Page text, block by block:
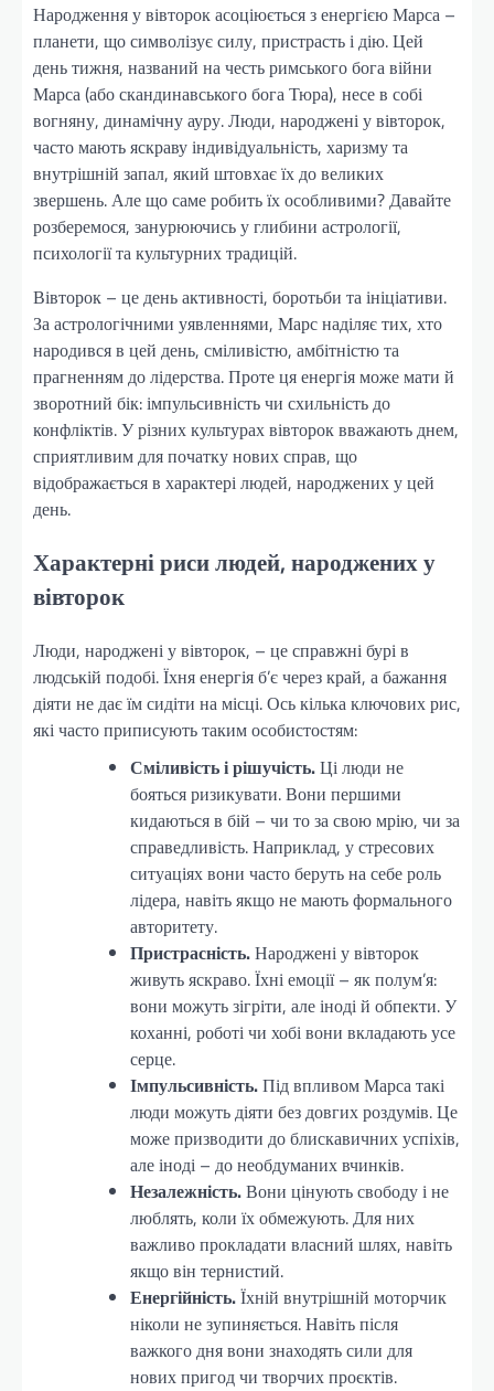
Народження у вівторок асоціюється з енергією Марса –
планети, що символізує силу, пристрасть і дію. Цей
день тижня, названий на честь римського бога війни
Марса (або скандинавського бога Тюра), несе в собі
вогняну, динамічну ауру. Люди, народжені у вівторок,
часто мають яскраву індивідуальність, харизму та
внутрішній запал, який штовхає їх до великих
звершень. Але що саме робить їх особливими? Давайте
розберемося, занурюючись у глибини астрології,
психології та культурних традицій.
Вівторок – це день активності, боротьби та ініціативи.
За астрологічними уявленнями, Марс наділяє тих, хто
народився в цей день, сміливістю, амбітністю та
прагненням до лідерства. Проте ця енергія може мати й
зворотний бік: імпульсивність чи схильність до
конфліктів. У різних культурах вівторок вважають днем,
сприятливим для початку нових справ, що
відображається в характері людей, народжених у цей
день.
Характерні риси людей, народжених у
вівторок
Люди, народжені у вівторок, – це справжні бурі в
людській подобі. Їхня енергія б’є через край, а бажання
діяти не дає їм сидіти на місці. Ось кілька ключових рис,
які часто приписують таким особистостям:
Сміливість і рішучість.Ці люди не
бояться ризикувати. Вони першими
кидаються в бій – чи то за свою мрію, чи за
справедливість. Наприклад, у стресових
ситуаціях вони часто беруть на себе роль
лідера, навіть якщо не мають формального
авторитету.
Пристрасність.Народжені у вівторок
живуть яскраво. Їхні емоції – як полум’я:
вони можуть зігріти, але іноді й обпекти. У
коханні, роботі чи хобі вони вкладають усе
серце.
Імпульсивність.Під впливом Марса такі
люди можуть діяти без довгих роздумів. Це
може призводити до блискавичних успіхів,
але іноді – до необдуманих вчинків.
Незалежність.Вони цінують свободу і не
люблять, коли їх обмежують. Для них
важливо прокладати власний шлях, навіть
якщо він тернистий.
Енергійність.Їхній внутрішній моторчик
ніколи не зупиняється. Навіть після
важкого дня вони знаходять сили для
нових пригод чи творчих проєктів.